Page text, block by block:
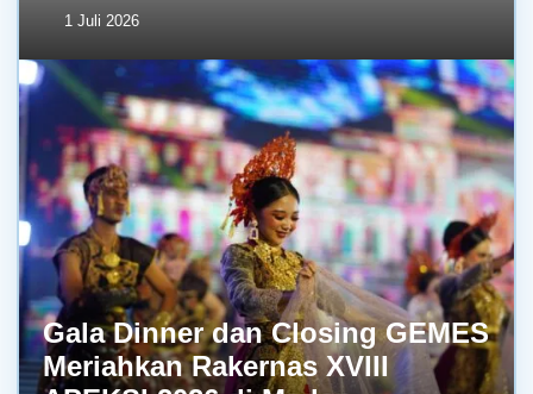
1 Juli 2026
Gala Dinner dan Closing GEMES
Meriahkan Rakernas XVIII